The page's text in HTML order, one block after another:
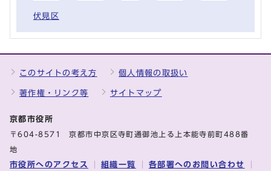
伏見区
このサイトの考え方 個人情報の取扱い
著作権・リンク等 サイトマップ
京都市役所
〒604-8571 京都市中京区寺町通御池上る上本能寺前町488番
地
市役所へのアクセス 組織一覧 各部署へのお問い合わせ